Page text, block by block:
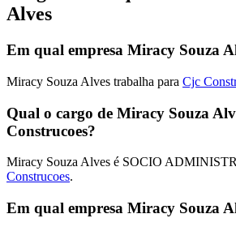
Alves
Em qual empresa Miracy Souza
Miracy Souza Alves trabalha para Cjc
Qual o cargo de Miracy Souza
Construcoes?
Miracy Souza Alves é SOCIO
Construcoes.
Em qual empresa Miracy Souza